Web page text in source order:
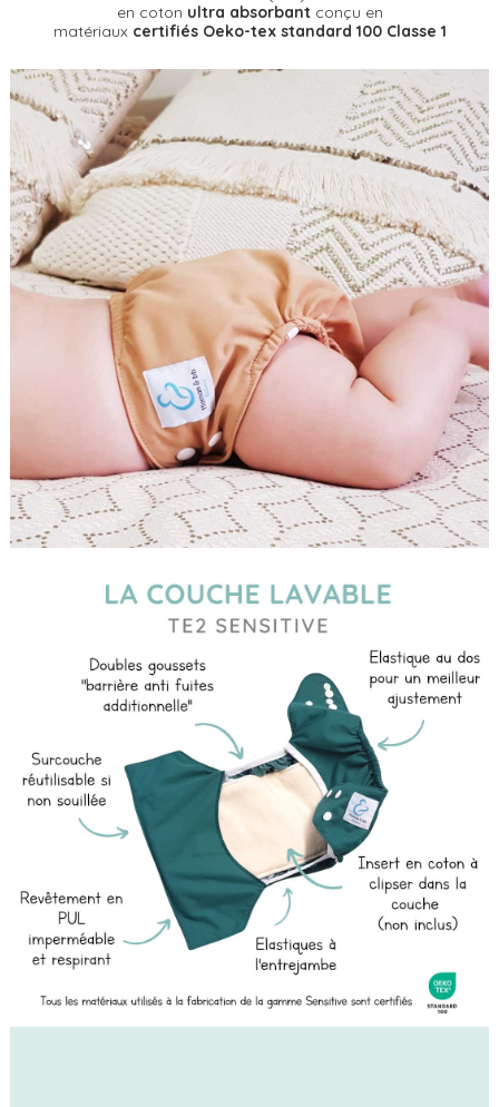
en coton ultra absorbant conçu en
matériauxcertifiés Oeko-tex standard 100 Classe 1